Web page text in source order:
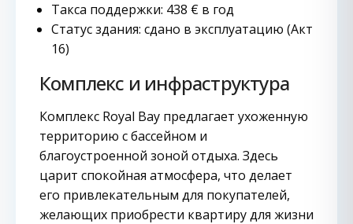
Такса поддержки: 438 € в год
Статус здания: сдано в эксплуатацию (Акт
16)
Комплекс и инфраструктура
Комплекс Royal Bay предлагает ухоженную
территорию с бассейном и
благоустроенной зоной отдыха. Здесь
царит спокойная атмосфера, что делает
его привлекательным для покупателей,
желающих приобрести квартиру для жизни